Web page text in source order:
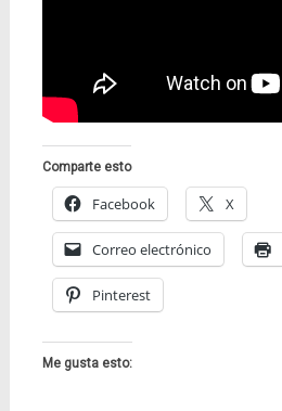
Comparte esto
Facebook X
Correo electrónico
Pinterest
Me gusta esto: